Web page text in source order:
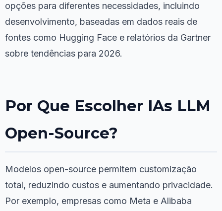
opções para diferentes necessidades, incluindo
desenvolvimento, baseadas em dados reais de
fontes como Hugging Face e relatórios da Gartner
sobre tendências para 2026.
Por Que Escolher IAs LLM
Open-Source?
Modelos open-source permitem customização
total, reduzindo custos e aumentando privacidade.
Por exemplo, empresas como Meta e Alibaba